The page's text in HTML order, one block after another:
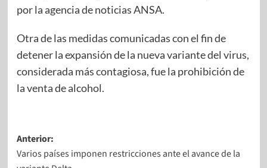
por la agencia de noticias ANSA.
Otra de las medidas comunicadas con el fin de
detener la expansión de la nueva variante del virus,
considerada más contagiosa, fue la prohibición de
la venta de alcohol.
Anterior:
Varios países imponen restricciones ante el avance de la